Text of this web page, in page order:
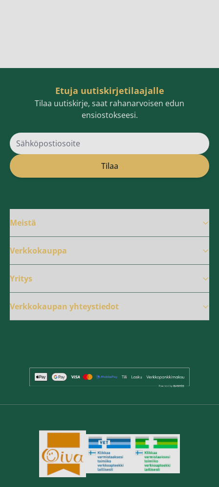
Etuja uutiskirjetilaajalle
Tilaa uutiskirje, saat rahanarvoisen edun
ensiostokseesi.
Sähköpostiosoite
Tilaa
Meistä
Verkkokauppa
Yritys
Verkkokaupan yhteystiedot